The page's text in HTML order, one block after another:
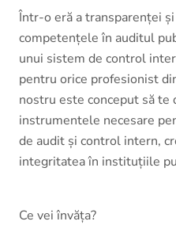
Într-o eră a transparenței
competențele în auditul
unui sistem de control
pentru orice profesionist
nostru este conceput să
instrumentele necesare
de audit și control intern,
integritatea în instituțiile
Ce vei învăța?